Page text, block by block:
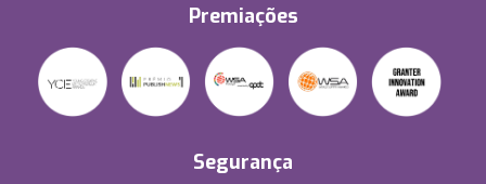
Premiações
Segurança